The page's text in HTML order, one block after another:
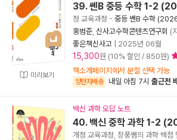
미리보기
39. 쎈B 중등 수학 1-2
정 교육과정 - 중등 쎈B 수학
홍범준 신사고수학콘텐츠연구회 (
좋은책신사고
2025년 06월
15,300원 (10% 할인 / 850원)
책소개페이지에서 분철 선택 가능
양탄자배송 내일 아침 7시 출근전
백신 과학 오답 노트
40. 백신 중학 과학 1-2
개정 교육과정, 장풍쌤의 과학 백점